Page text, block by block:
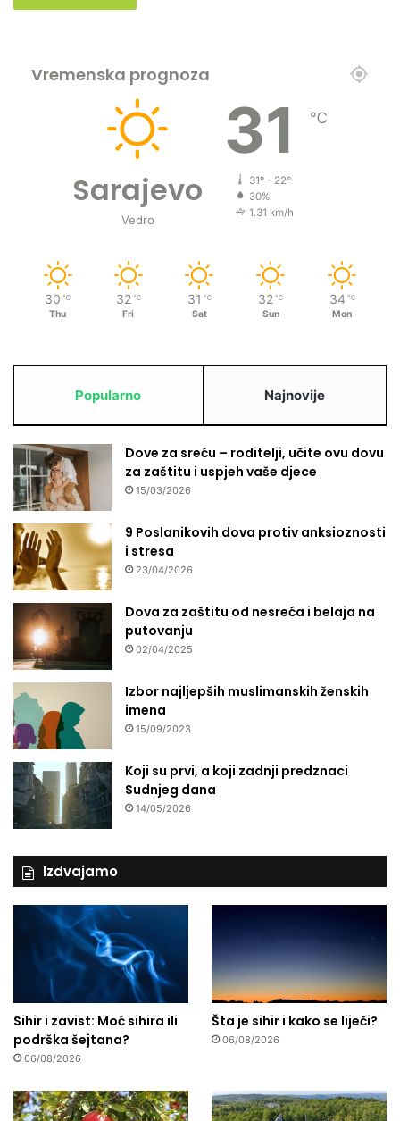
Vremenska prognoza
Sarajevo
Vedro
31 ℃
31º - 22º
30%
1.31 km/h
30 ℃
Thu
32 ℃
Fri
31 ℃
Sat
32 ℃
Sun
34 ℃
Mon
Popularno Najnovije
Dove za sreću – roditelji, učite ovu dovu
za zaštitu i uspjeh vaše djece
15/03/2026
9 Poslanikovih dova protiv anksioznosti
i stresa
23/04/2026
Dova za zaštitu od nesreća i belaja na
putovanju
02/04/2025
Izbor najljepših muslimanskih ženskih
imena
15/09/2023
Koji su prvi, a koji zadnji predznaci
Sudnjeg dana
14/05/2026
Izdvajamo
Sihir i zavist: Moć sihira ili
podrška šejtana?
06/08/2026
Šta je sihir i kako se liječi?
06/08/2026